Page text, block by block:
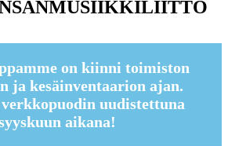
on kiinni toimiston
ja kesäinventaarion ajan.
verkkopuodin uudistettuna
aikana!